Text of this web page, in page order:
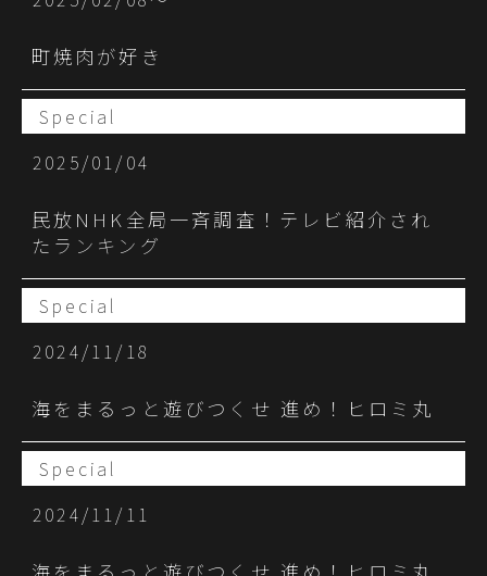
町焼肉が好き
Special
2025/01/04
民放NHK全局一斉調査！テレビ紹介され
たランキング
Special
2024/11/18
海をまるっと遊びつくせ 進め！ヒロミ丸
Special
2024/11/11